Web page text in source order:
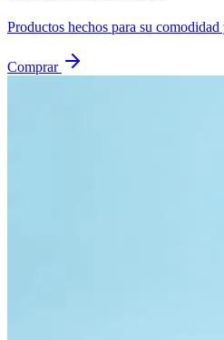
Productos hechos para su
Comprar